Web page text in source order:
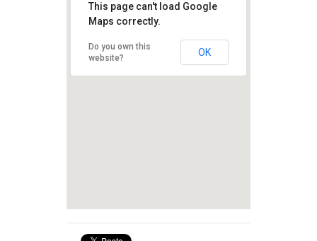
This page can't load Google
Maps correctly.
Do you own this
website?
OK